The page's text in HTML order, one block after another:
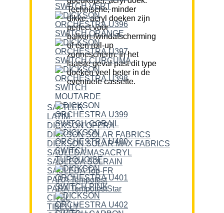
Technische, minder
dikke, acryl doeken zijn
perfect voor
balkon-/windafscherming
of een roll-up
zonnescherm. In het
laatste geval past dit type
doeken veel beter in de
eventuele cassette.
SATTLER
LATIM
DICKSON OPERA
DICKSON SOLAR FABRICS
DICKSON SOLAR MAX FABRICS
SAULEDA MASACRYL
SAULEDA SOLRAIN
SAULEDA Top-FR
PARA Tempotest
PARA TempotestStar
CITEL
TIBELLY